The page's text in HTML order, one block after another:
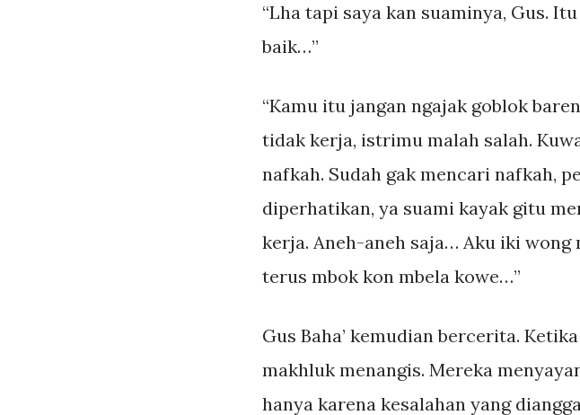
“Lha tapi saya kan suaminya, Gus.
baik…”
“Kamu itu jangan ngajak goblok
tidak kerja, istrimu malah salah.
nafkah. Sudah gak mencari nafkah,
diperhatikan, ya suami kayak gitu
kerja. Aneh-aneh saja… Aku iki wong
terus mbok kon mbela kowe…”
Gus Baha’ kemudian bercerita.
makhluk menangis. Mereka
hanya karena kesalahan yang